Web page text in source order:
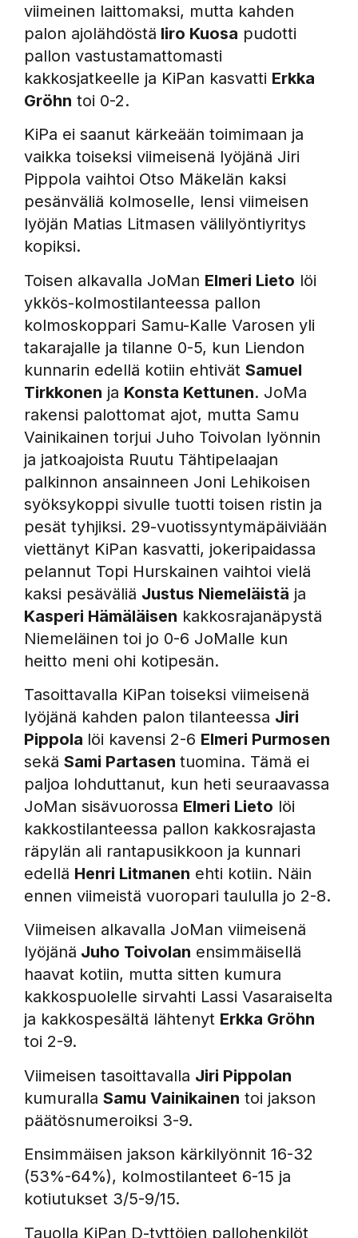
viimeinen laittomaksi, mutta kahden
palon ajolähdöstä Iiro Kuosa pudotti
pallon vastustamattomasti
kakkosjatkeelle ja KiPan kasvatti Erkka
Gröhn toi 0-2.
KiPa ei saanut kärkeään toimimaan ja
vaikka toiseksi viimeisenä lyöjänä Jiri
Pippola vaihtoi Otso Mäkelän kaksi
pesänväliä kolmoselle, lensi viimeisen
lyöjän Matias Litmasen välilyöntiyritys
kopiksi.
Toisen alkavalla JoMan Elmeri Lieto löi
ykkös-kolmostilanteessa pallon
kolmoskoppari Samu-Kalle Varosen yli
takarajalle ja tilanne 0-5, kun Liendon
kunnarin edellä kotiin ehtivät Samuel
Tirkkonen ja Konsta Kettunen. JoMa
rakensi palottomat ajot, mutta Samu
Vainikainen torjui Juho Toivolan lyönnin
ja jatkoajoista Ruutu Tähtipelaajan
palkinnon ansainneen Joni Lehikoisen
syöksykoppi sivulle tuotti toisen ristin ja
pesät tyhjiksi. 29-vuotissyntymäpäiviään
viettänyt KiPan kasvatti, jokeripaidassa
pelannut Topi Hurskainen vaihtoi vielä
kaksi pesäväliä Justus Niemeläistä ja
Kasperi Hämäläisen kakkosrajanäpystä
Niemeläinen toi jo 0-6 JoMalle kun
heitto meni ohi kotipesän.
Tasoittavalla KiPan toiseksi viimeisenä
lyöjänä kahden palon tilanteessa Jiri
Pippola löi kavensi 2-6 Elmeri Purmosen
sekä Sami Partasen tuomina. Tämä ei
paljoa lohduttanut, kun heti seuraavassa
JoMan sisävuorossa Elmeri Lieto löi
kakkostilanteessa pallon kakkosrajasta
räpylän ali rantapusikkoon ja kunnari
edellä Henri Litmanen ehti kotiin. Näin
ennen viimeistä vuoropari taululla jo 2-8.
Viimeisen alkavalla JoMan viimeisenä
lyöjänä Juho Toivolan ensimmäisellä
haavat kotiin, mutta sitten kumura
kakkospuolelle sirvahti Lassi Vasaraiselta
ja kakkospesältä lähtenyt Erkka Gröhn
toi 2-9.
Viimeisen tasoittavalla Jiri Pippolan
kumuralla Samu Vainikainen toi jakson
päätösnumeroiksi 3-9.
Ensimmäisen jakson kärkilyönnit 16-32
(53%-64%), kolmostilanteet 6-15 ja
kotiutukset 3/5-9/15.
Tauolla KiPan D-tyttöjen pallohenkilöt